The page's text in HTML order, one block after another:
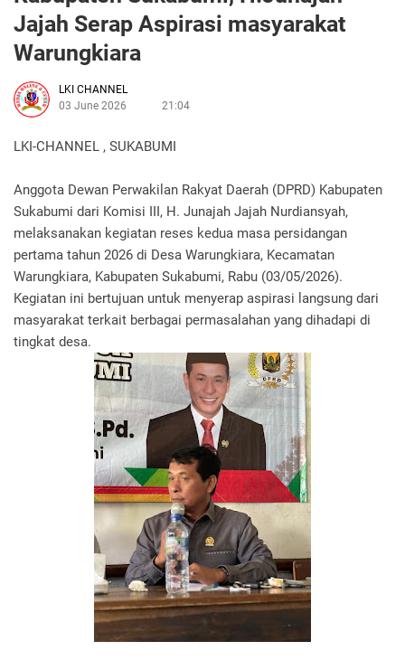
Jajah Serap Aspirasi masyarakat
Warungkiara
LKI CHANNEL
03 June 2026
21:04
LKI-CHANNEL , SUKABUMI
Anggota Dewan Perwakilan Rakyat Daerah (DPRD) Kabupaten
Sukabumi dari Komisi III, H. Junajah Jajah Nurdiansyah,
melaksanakan kegiatan reses kedua masa persidangan
pertama tahun 2026 di Desa Warungkiara, Kecamatan
Warungkiara, Kabupaten Sukabumi, Rabu (03/05/2026).
Kegiatan ini bertujuan untuk menyerap aspirasi langsung dari
masyarakat terkait berbagai permasalahan yang dihadapi di
tingkat desa.